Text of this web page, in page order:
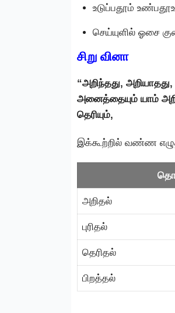
உடுப்பதூம்
செய்யுளில் ஓசை
சிறு வினா
“அறிந்தது, அறியாதது,
அனைத்தையும் யாம்
தெரியும்,
இக்கூற்றில் வண்ண
அறிதல்
புரிதல்
தெரிதல்
பிறத்தல்